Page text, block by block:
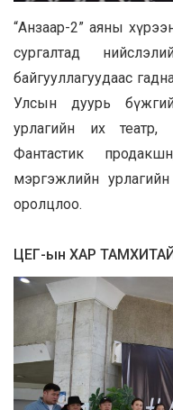
“Анзаар-2” аяны
сургалтад
байгууллагуудаас
Улсын дуурь
урлагийн их театр,
Фантастик
мэргэжлийн
оролцлоо.
ЦЕГ-ын ХАР